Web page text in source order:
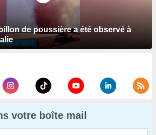
de poussière a été observé à
votre boîte mail